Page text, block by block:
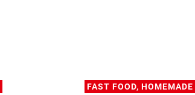
FAST FOOD, HOMEMADE